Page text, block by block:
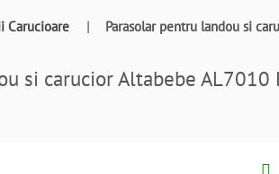
Carucioare | Parasolar pentru landou si
si carucior Altabebe AL7010